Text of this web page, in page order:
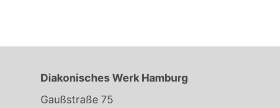
Diakonisches Werk Hamburg
Gaußstraße 75